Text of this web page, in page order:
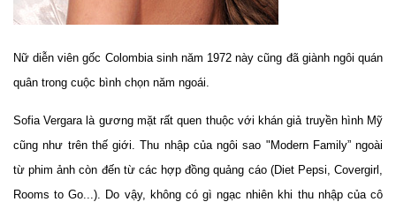
Nữ diễn viên gốc Colombia sinh năm 1972 này cũng đã giành ngôi quán
quân trong cuộc bình chọn năm ngoái.
Sofia Vergara là gương mặt rất quen thuộc với khán giả truyền hình Mỹ
cũng như trên thế giới. Thu nhập của ngôi sao "Modern Family” ngoài
từ phim ảnh còn đến từ các hợp đồng quảng cáo (Diet Pepsi, Covergirl,
Rooms to Go...). Do vậy, không có gì ngạc nhiên khi thu nhập của cô